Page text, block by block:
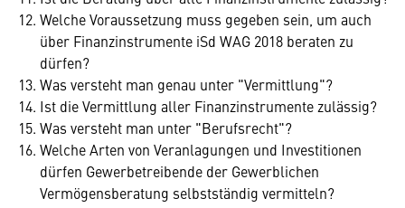
Welche Voraussetzung muss gegeben sein, um auch
über Finanzinstrumente iSd WAG 2018 beraten zu
dürfen?
Was versteht man genau unter "Vermittlung"?
Ist die Vermittlung aller Finanzinstrumente zulässig?
Was versteht man unter "Berufsrecht"?
Welche Arten von Veranlagungen und Investitionen
dürfen Gewerbetreibende der Gewerblichen
Vermögensberatung selbstständig vermitteln?